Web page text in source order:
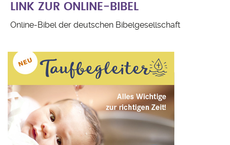
LINK ZUR ONLINE-BIBEL
Online-Bibel der deutschen Bibelgesellschaft